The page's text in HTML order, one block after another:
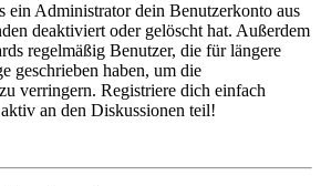
ein Administrator dein Benutzerkonto aus
deaktiviert oder gelöscht hat. Außerdem
regelmäßig Benutzer, die für längere
geschrieben haben, um die
verringern. Registriere dich einfach
an den Diskussionen teil!